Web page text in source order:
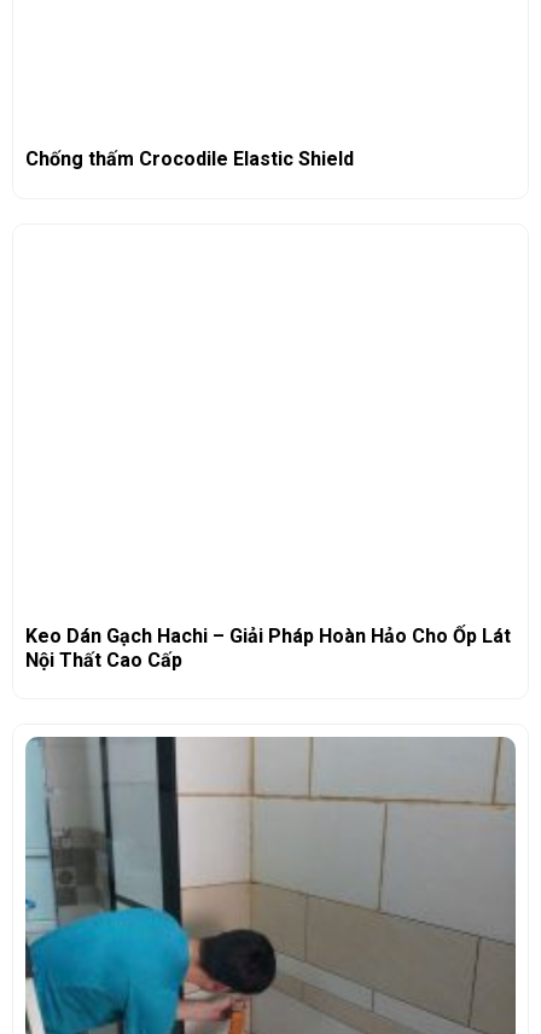
Chống thấm Crocodile Elastic Shield
Keo Dán Gạch Hachi – Giải Pháp Hoàn Hảo Cho Ốp Lát
Nội Thất Cao Cấp